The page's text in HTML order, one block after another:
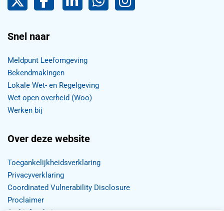
Snel naar
Meldpunt Leefomgeving
Bekendmakingen
Lokale Wet- en Regelgeving
Wet open overheid (Woo)
Werken bij
Over deze website
Toegankelijkheidsverklaring
Privacyverklaring
Coordinated Vulnerability Disclosure
Proclaimer